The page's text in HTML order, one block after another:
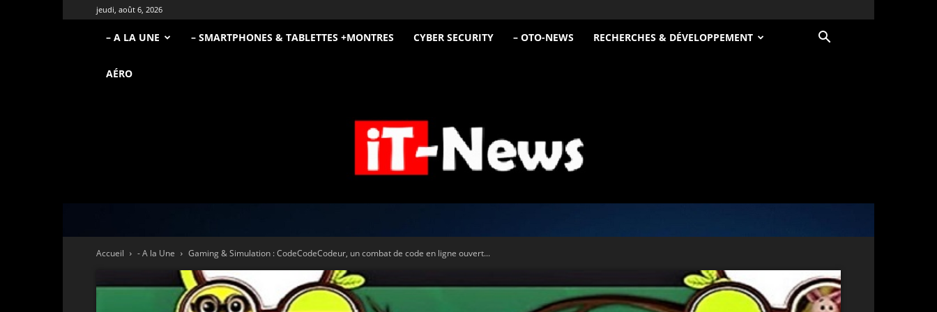
jeudi, août 6, 2026
– A LA UNE – SMARTPHONES & TABLETTES +MONTRES CYBER SECURITY – OTO-NEWS RECHERCHES & DÉVELOPPEMENT
AÉRO
iT
Accueil
- A la Une Gaming & Simulation : CodeCodeCodeur, un combat de code en ligne ouvert...